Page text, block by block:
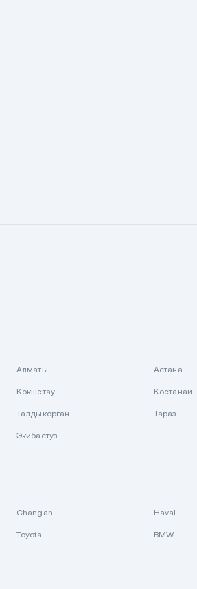
Алматы Астана
Кокшетау Костанай
Талдыкорган Тараз
Экибастуз
Changan Haval
Toyota BMW